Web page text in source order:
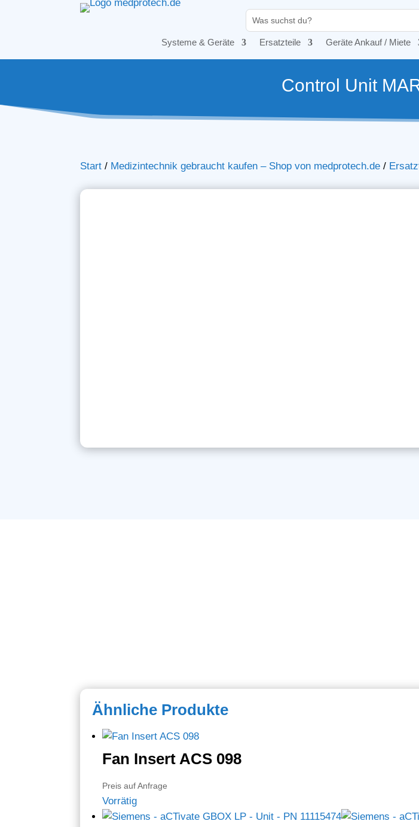
Systeme & Geräte Ersatzteile Geräte Ankauf / Miete
Control Unit
Start / Medizintechnik gebraucht kaufen – Shop von medprotech.de /
Ähnliche Produkte
Fan Insert ACS 098
Preis auf Anfrage
Vorrätig